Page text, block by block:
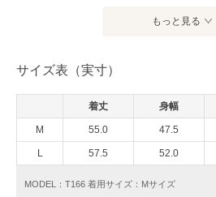
して、丁寧に双糸加工を施すことで
に、優しく、丁寧に、空気を含ませ
コンパクト糸の綺麗な表面感と肌触
法で仕上げた着心地の良い天竺です。
※クルーネック
もっと見る
サイズ表（実寸）
着丈 身幅
M 55.0 47.5
L 57.5 52.0
MODEL：T166 着用サイズ：Mサイズ